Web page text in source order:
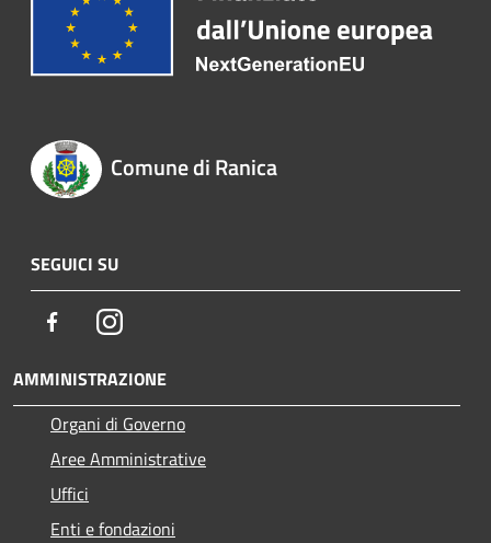
Comune di Ranica
SEGUICI SU
FacebookInstagram
AMMINISTRAZIONE
Organi di Governo
Aree Amministrative
Uffici
Enti e fondazioni